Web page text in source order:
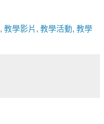
, 教學影片 , 教學活動, 教學